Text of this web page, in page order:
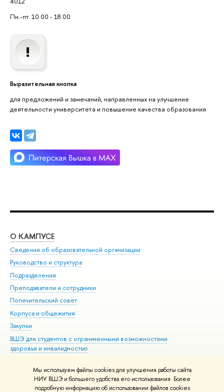
Мы используем файлы cookies для улучшения работы сайта
НИУ ВШЭ и большего удобства его использования. Более
подробную информацию об использовании файлов cookies
Пн.-пт. 10.00 - 18.00
Выразительная кнопка
для предложений и замечаний, направленных на улучшение
деятельности университета и повышение качества образования
О КАМПУСЕ
Сведения об образовательной организации
Руководство и структура
Подразделения
Преподаватели и сотрудники
Попечительский совет
Корпуса и общежития
Закупки
ВШЭ для студентов с ограниченными возможностями
здоровья и инвалидностью
Единая платежная страница